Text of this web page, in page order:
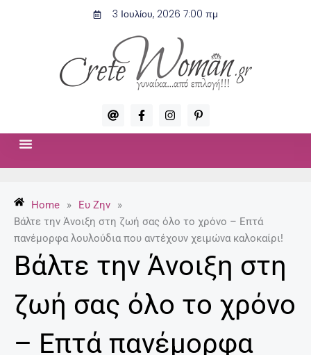
3 Ιουλίου, 2026 7:00 πμ
A
t
F
a
c
I
n
s
P
i
n
p
Home » Ευ Ζην
»
Βάλτε την Άνοιξη στη ζωή σας όλο το χρόνο – Επτά
πανέμορφα λουλούδια που αντέχουν χειμώνα καλοκαίρι!
Βάλτε την Άνοιξη στη
ζωή σας όλο το χρόνο
– Επτά πανέμορφα